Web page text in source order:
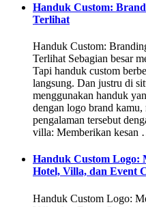
Handuk Custom:
Terlihat
Handuk Custom:
Terlihat Sebagian besar
Tapi handuk custom
langsung. Dan justru di
menggunakan handuk
dengan logo brand kamu,
pengalaman tersebut
villa: Memberikan kesan
Handuk Custom Logo:
Hotel, Villa, dan Event
Handuk Custom Logo: